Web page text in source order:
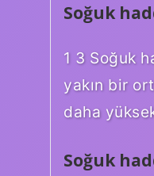
Soğuk
1 3 Soğuk
yakın bir
daha
Soğuk